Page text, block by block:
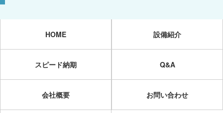
HOME 設備紹介
スピード納期 Q&A
会社概要 お問い合わせ